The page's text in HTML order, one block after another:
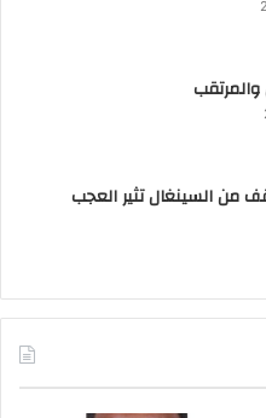
والمرتقب
من السينغال تثير العجب